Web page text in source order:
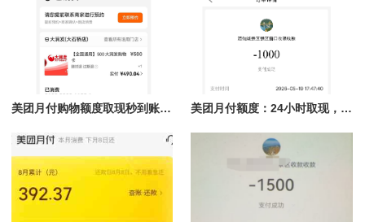
美团月付购物额度取现秒到账，轻松享受购物体验 美团月付额度：24小时取现，商家急速回款的最佳选择